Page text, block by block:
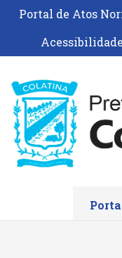
Portal de Atos